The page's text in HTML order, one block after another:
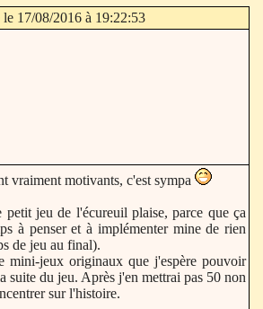
17/08/2016 à 19:22:53
vraiment motivants, c'est sympa
petit jeu de l'écureuil plaise, parce que ça
à penser et à implémenter mine de rien
de jeu au final).
mini-jeux originaux que j'espère pouvoir
suite du jeu. Après j'en mettrai pas 50 non
sur l'histoire.